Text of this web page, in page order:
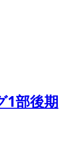
1部後期